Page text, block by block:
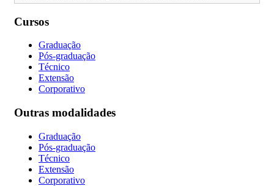
Cursos
Graduação
Pós-graduação
Técnico
Extensão
Corporativo
Outras modalidades
Graduação
Pós-graduação
Técnico
Extensão
Corporativo